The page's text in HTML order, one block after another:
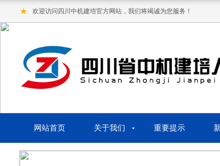
★ 欢迎访问四川中机建培官方网站，我们将竭诚为您服务！
网站首页 关于我们 重要提示